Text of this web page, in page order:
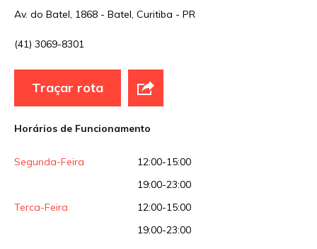
Av. do Batel, 1868 - Batel, Curitiba - PR
(41) 3069-8301
Traçar rota
Horários de Funcionamento
Segunda-Feira
12:00-15:00
19:00-23:00
Terca-Feira
12:00-15:00
19:00-23:00